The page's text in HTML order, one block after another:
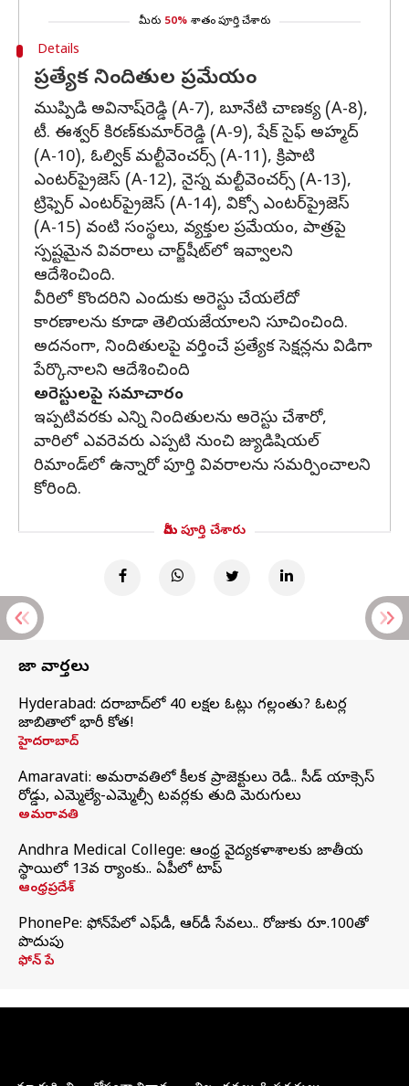
మీరు 50% శాతం పూర్తి చేశారు
Details
ప్రత్యేక నిందితుల ప్రమేయం
ముప్పిడి అవినాష్‌రెడ్డి (A-7), బూనేటి చాణక్య (A-8),
టీ. ఈశ్వర్‌ కిరణ్‌కుమార్‌రెడ్డి (A-9), షేక్‌ సైఫ్‌ అహ్మద్‌
(A-10), ఓల్విక్‌ మల్టీవెంచర్స్‌ (A-11), క్రిపాటి
ఎంటర్‌ప్రైజెస్‌ (A-12), నైస్న మల్టీవెంచర్స్‌ (A-13),
ట్రిఫ్పెర్‌ ఎంటర్‌ప్రైజెస్‌ (A-14), విక్సో ఎంటర్‌ప్రైజెస్‌
(A-15) వంటి సంస్థలు, వ్యక్తుల ప్రమేయం, పాత్రపై
స్పష్టమైన వివరాలు చార్జ్‌షీట్‌లో ఇవ్వాలని
ఆదేశించింది.
వీరిలో కొందరిని ఎందుకు అరెస్టు చేయలేదో
కారణాలను కూడా తెలియజేయాలని సూచించింది.
అదనంగా, నిందితులపై వర్తించే ప్రత్యేక సెక్షన్లను విడిగా
పేర్కొనాలని ఆదేశించింది
అరెస్టులపై సమాచారం
ఇప్పటివరకు ఎన్ని నిందితులను అరెస్టు చేశారో,
వారిలో ఎవరెవరు ఎప్పటి నుంచి జ్యుడిషియల్‌
రిమాండ్‌లో ఉన్నారో పూర్తి వివరాలను సమర్పించాలని
కోరింది.
మీరు పూర్తి చేశారు
తాజా వార్తలు
Hyderabad: హైదరాబాద్‌లో 40 లక్షల ఓట్లు గల్లంతు? ఓటర్ల
జాబితాలో భారీ కోత!
హైదరాబాద్
Amaravati: అమరావతిలో కీలక ప్రాజెక్టులు రెడీ.. సీడ్‌ యాక్సెస్‌
రోడ్డు, ఎమ్మెల్యే-ఎమ్మెల్సీ టవర్లకు తుది మెరుగులు
అమరావతి
Andhra Medical College: ఆంధ్ర వైద్యకళాశాలకు జాతీయ
స్థాయిలో 13వ ర్యాంకు.. ఏపీలో టాప్
ఆంధ్రప్రదేశ్
PhonePe: ఫోన్‌పేలో ఎఫ్‌డీ, ఆర్‌డీ సేవలు.. రోజుకు రూ.100తో
పొదుపు
ఫోన్‌ పే